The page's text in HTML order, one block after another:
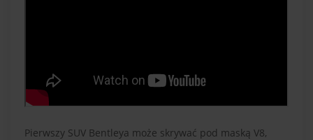
Pierwszy SUV Bentleya może skrywać pod maską V8,